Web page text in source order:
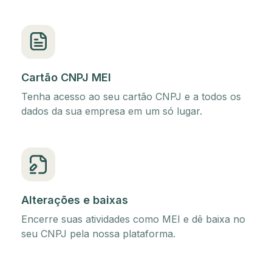
Cartão CNPJ MEI
Tenha acesso ao seu cartão CNPJ e a todos os
dados da sua empresa em um só lugar.
Alterações e baixas
Encerre suas atividades como MEI e dê baixa no
seu CNPJ pela nossa plataforma.